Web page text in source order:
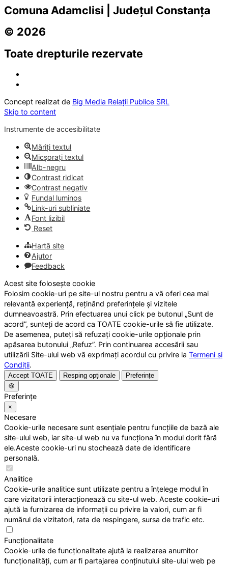
Comuna Adamclisi | Județul Constanța
© 2026
Toate drepturile rezervate
Concept realizat de Big Media Relații Publice SRL
Skip to content
Instrumente de accesibilitate
Măriți textul
Micșorați textul
Alb-negru
Contrast ridicat
Contrast negativ
Fundal luminos
Link-uri subliniate
Font lizibil
Reset
Hartă site
Ajutor
Feedback
Acest site folosește cookie
Folosim cookie-uri pe site-ul nostru pentru a vă oferi cea mai
relevantă experiență, reținând preferințele și vizitele
dumneavoastră. Prin efectuarea unui click pe butonul „Sunt de
acord”, sunteți de acord ca TOATE cookie-urile să fie utilizate.
De asemenea, puteți să refuzați cookie-urile opționale prin
apăsarea butonului „Refuz”. Prin continuarea accesării sau
utilizării Site-ului web vă exprimați acordul cu privire la Termeni și
Condiții.
Accept TOATE Resping opționale
Preferințe
🍪
Preferințe
×
Necesare
Cookie-urile necesare sunt esențiale pentru funcțiile de bază ale
site-ului web, iar site-ul web nu va funcționa în modul dorit fără
ele.Aceste cookie-uri nu stochează date de identificare
personală.
Analitice
Cookie-urile analitice sunt utilizate pentru a înțelege modul în
care vizitatorii interacționează cu site-ul web. Aceste cookie-uri
ajută la furnizarea de informații cu privire la valori, cum ar fi
numărul de vizitatori, rata de respingere, sursa de trafic etc.
Funcționalitate
Cookie-urile de funcționalitate ajută la realizarea anumitor
funcționalități, cum ar fi partajarea conținutului site-ului web pe